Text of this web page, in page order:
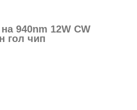
940nm 12W CW
гол чип